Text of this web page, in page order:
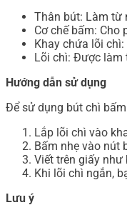
Thân bút: Làm từ
Cơ chế bấm:
Khay chứa lõi
Lõi chì: Được làm
Hướng dẫn sử dụng
Để sử dụng bút chì
Lắp lõi chì vào
Bấm nhẹ vào nút
Viết trên giấy như
Khi lõi chì ngắn,
Lưu ý